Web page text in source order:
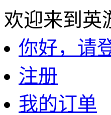
欢迎来到英
你好，请
注册
我的订单